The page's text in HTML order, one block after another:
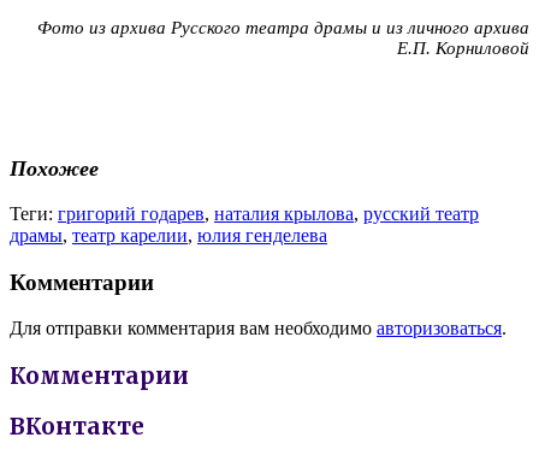
Фото из архива Русского театра драмы и из личного архива
Е.П. Корниловой
Похожее
Теги: григорий годарев, наталия крылова, русский театр
драмы, театр карелии, юлия генделева
Комментарии
Для отправки комментария вам необходимо авторизоваться.
Комментарии
ВКонтакте